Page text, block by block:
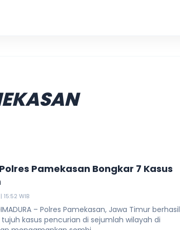
Pamekasan Bongkar 7 Kasus
15:52 WIB
– Polres Pamekasan, Jawa Timur berhasil
kasus pencurian di sejumlah wilayah di